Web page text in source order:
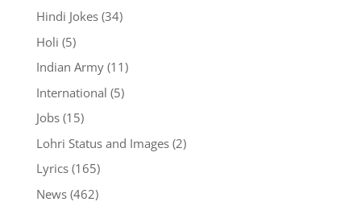
Hindi Jokes(34)
Holi (5)
Indian Army(11)
International (5)
Jobs(15)
Lohri Status and Images(2)
Lyrics(165)
News(462)